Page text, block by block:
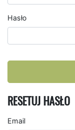
Hasło
RESETUJ HASŁO
Email